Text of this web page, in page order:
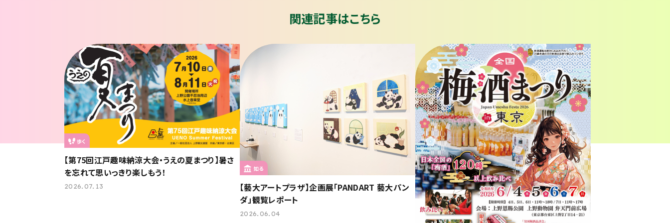
関連記事はこちら
歩く
【第75回江戸趣味納涼大会・うえの夏まつり】暑さ
を忘れて思いっきり楽しもう！
2026.07.13
知る
【藝大アートプラザ】企画展「PANDART 藝大パン
ダ」観覧レポート
2026.06.04